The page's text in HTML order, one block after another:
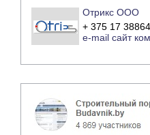
Отрикс ООО
+ 375 17
e-mail сайт